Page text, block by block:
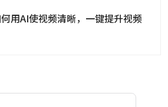
用AI使视频清晰，一键提升视频